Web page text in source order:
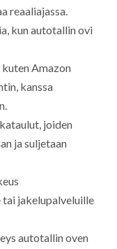
reaaliajassa.
kun autotallin ovi
Amazon
kanssa
joiden
ja suljetaan
tai jakelupalveluille
autotallin oven